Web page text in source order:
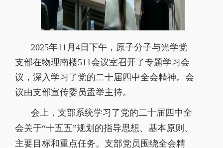
2025年11 月4日下午，原子分子与光学党
支部在物理南楼511会议室召开了专题学习会
议，深入学习了党的二十届四中全会精神。会
议由支部宣传委员孟举主持。
会上，支部系统学习了党的二十届四中全
会关于“十五五”规划的指导思想、基本原则、
主要目标和重点任务。支部党员围绕全会精